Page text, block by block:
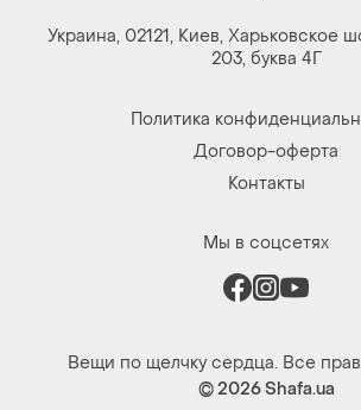
Украина, 02121, Киев, Харьковское
203, буква 4Г
Политика
Договор-оферта
Контакты
Мы в соцсетях
Вещи по щелчку сердца. Все
© 2026Shafa.ua